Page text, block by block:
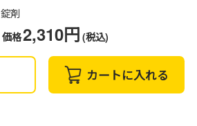
錠剤
価格2,310円 (税込)
カートに入れる